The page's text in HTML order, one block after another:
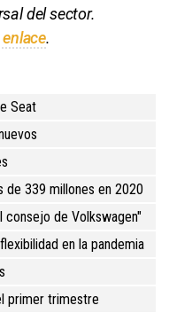
del sector.
.
Seat
de 339 millones en 2020
consejo de Volkswagen"
en la pandemia
primer trimestre